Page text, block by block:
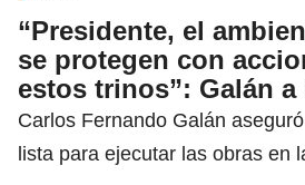
“Presidente, el
se protegen con
estos trinos”: Galán a
Carlos Fernando Galán
lista para ejecutar las obras en